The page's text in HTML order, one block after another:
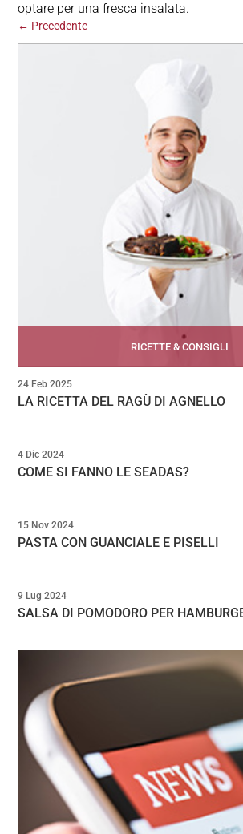
optare per una fresca insalata.
← Precedente
RICETTE & CONSIGLI
LA RICETTA DEL RAGÙ DI AGNELLO
24 Feb 2025
COME SI FANNO LE SEADAS?
4 Dic 2024
PASTA CON GUANCIALE E PISELLI
15 Nov 2024
SALSA DI POMODORO PER
9 Lug 2024